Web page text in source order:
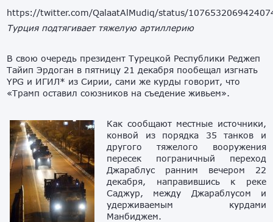
https://twitter.com/QalaatAlMudiq/status/
Турция подтягивает тяжелую артиллерию
В свою очередь президент Турецкой Республики Реджеп
Тайип Эрдоган в пятницу 21 декабря пообещал изгнать
YPG и ИГИЛ* из Сирии, сами же курды говорит, что
«Трамп оставил союзников на съедение живьем».
Как сообщают местные источники,
конвой из порядка 35 танков и
другого тяжелого вооружения
пересек пограничный переход
Джараблус ранним вечером 22
декабря, направившись к реке
Саджур, между Джараблусом и
удерживаемым курдами
Манбиджем.